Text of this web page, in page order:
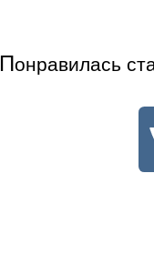
Понравилась